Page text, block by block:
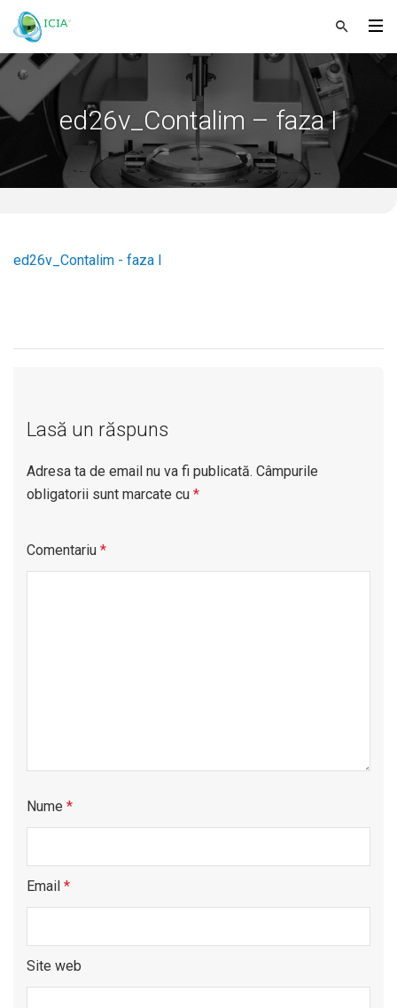
ed26v_Contalim – faza I
ed26v_Contalim - faza I
Lasă un răspuns
Adresa ta de email nu va fi publicată. Câmpurile
obligatorii sunt marcate cu *
Comentariu *
Nume *
Email *
Site web